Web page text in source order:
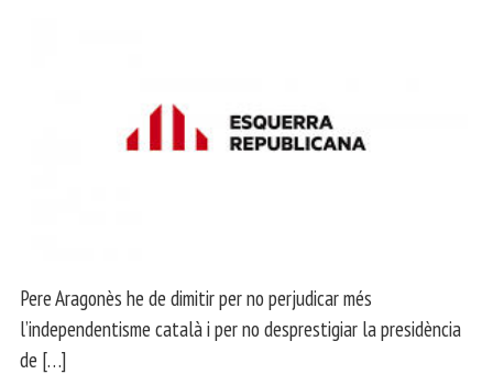
Pere Aragonès he de dimitir per no perjudicar més
l’independentisme català i per no desprestigiar la presidència
de […]